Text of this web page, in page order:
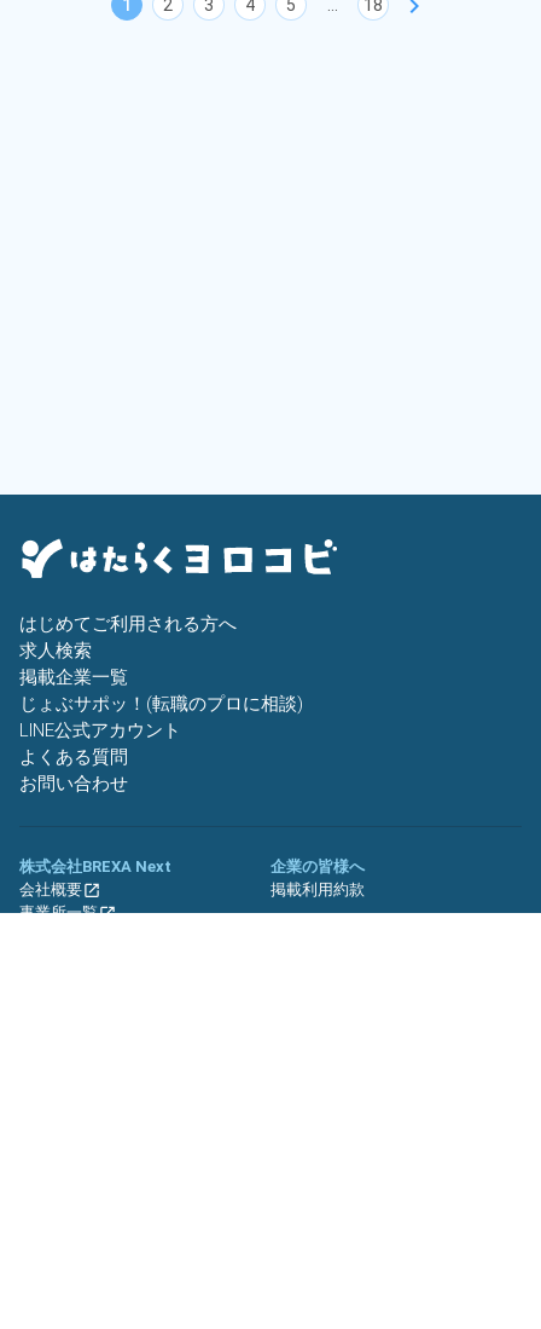
1 2 3 4 5 18 chevron_right
はじめてご利用される方へ
求人検索
掲載企業一覧
じょぶサポッ！(転職のプロに相談)
LINE公式アカウント
よくある質問
お問い合わせ
株式会社BREXA Next
会社概要
事業所一覧
企業の皆様へ
掲載利用約款